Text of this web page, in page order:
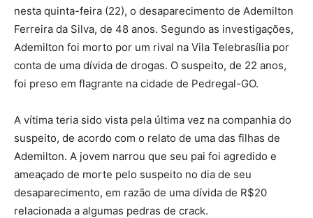
nesta quinta-feira (22), o desaparecimento de Ademilton
Ferreira da Silva, de 48 anos. Segundo as investigações,
Ademilton foi morto por um rival na Vila Telebrasília por
conta de uma dívida de drogas. O suspeito, de 22 anos,
foi preso em flagrante na cidade de Pedregal-GO.
A vítima teria sido vista pela última vez na companhia do
suspeito, de acordo com o relato de uma das filhas de
Ademilton. A jovem narrou que seu pai foi agredido e
ameaçado de morte pelo suspeito no dia de seu
desaparecimento, em razão de uma dívida de R$20
relacionada a algumas pedras de crack.